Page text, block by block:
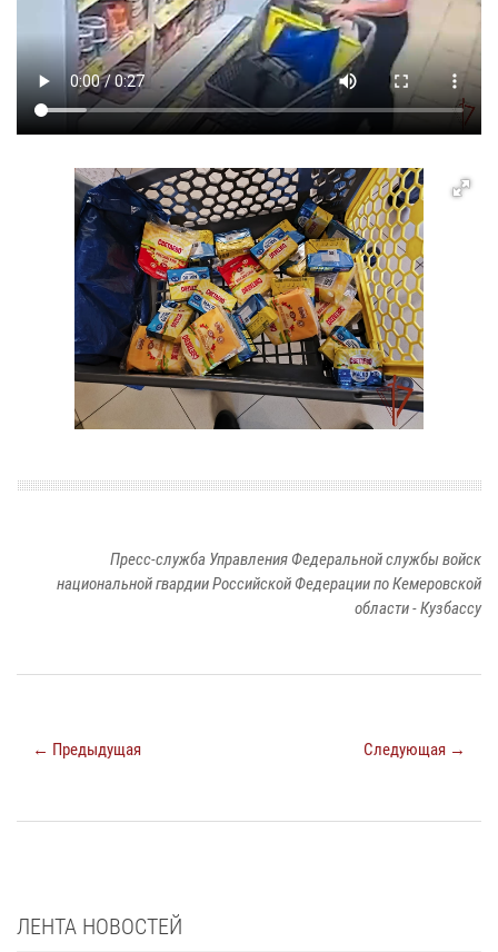
Пресс-служба Управления Федеральной службы войск
национальной гвардии Российской Федерации по Кемеровской
области - Кузбассу
← Предыдущая Следующая →
ЛЕНТА НОВОСТЕЙ